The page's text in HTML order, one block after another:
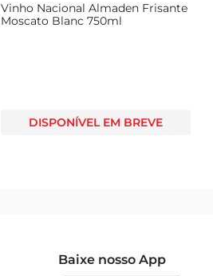
Vinho Nacional Almaden Frisante
Moscato Blanc 750ml
DISPONÍVEL EM BREVE
Baixe nosso App